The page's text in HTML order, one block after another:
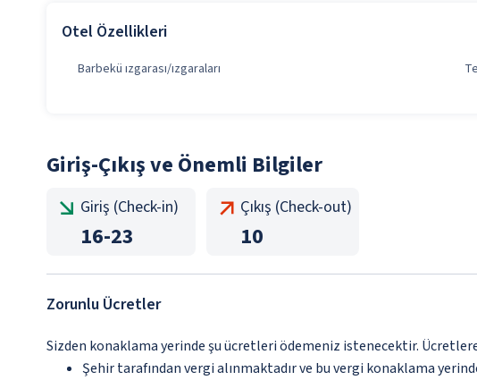
Otel Özellikleri
Barbekü ızgarası/ızgaraları
Giriş-Çıkış ve Önemli Bilgiler
Giriş (Check-in)
16-23
Çıkış (Check-out)
10
Zorunlu Ücretler
Sizden konaklama yerinde şu ücretleri ödemeniz istenecektir.
Şehir tarafından vergi alınmaktadır ve bu vergi konaklama